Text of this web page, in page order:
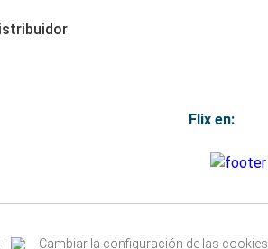
Flix en:
Cambiar la configuración de las cookies